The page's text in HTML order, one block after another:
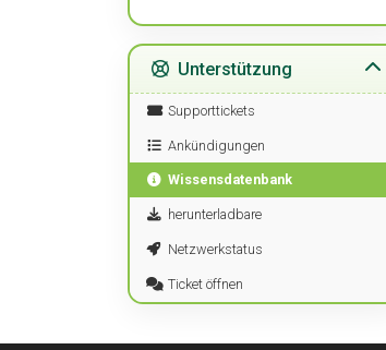
Unterstützung
Supporttickets
Ankündigungen
Wissensdatenbank
herunterladbare
Netzwerkstatus
Ticket öffnen